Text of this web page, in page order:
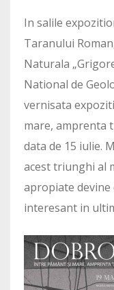
In salile
Taranului
Naturala
National de
vernisata
mare, amprenta
data de 15 iulie.
acest triunghi al
apropiate devine
interesant in